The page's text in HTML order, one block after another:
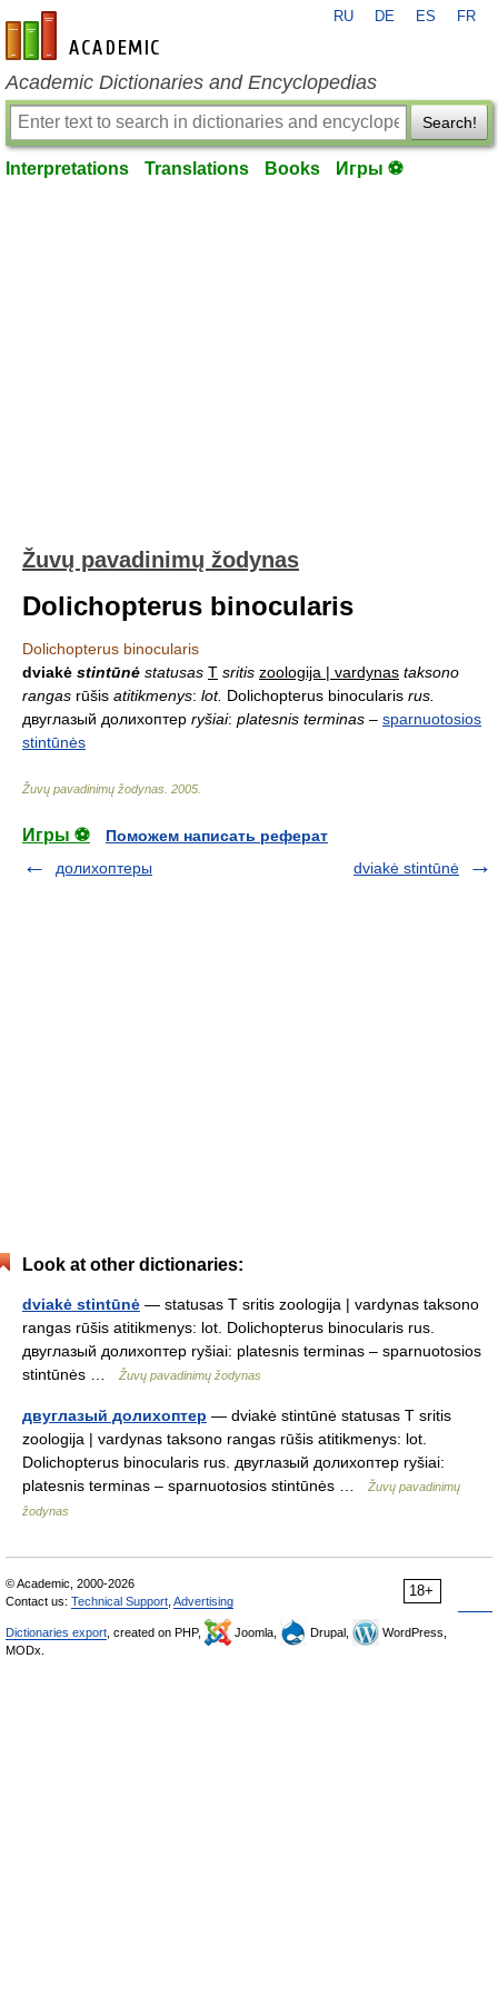
en-academic.com
RU DE ES FR
Academic Dictionaries and Encyclopedias
Search!
Interpretations Translations Books Игры ⚽
Žuvų pavadinimų žodynas
Dolichopterus binocularis
Dolichopterus binocularis
dviakė stintūnė statusas T sritis zoologija | vardynas taksono
rangas rūšis atitikmenys: lot. Dolichopterus binocularis rus.
двуглазый долихоптер ryšiai: platesnis terminas – sparnuotosios
stintūnės
Žuvų pavadinimų žodynas 2005
Игры ⚽
Поможем написать реферат
долихоптеры
dviakė stintūnė
Look at other dictionaries:
dviakė stintūnė — statusas T sritis zoologija | vardynas taksono
rangas rūšis atitikmenys: lot. Dolichopterus binocularis rus.
двуглазый долихоптер ryšiai: platesnis terminas – sparnuotosios
stintūnės …
Žuvų pavadinimų žodynas
двуглазый долихоптер — dviakė stintūnė statusas T sritis
zoologija | vardynas taksono rangas rūšis atitikmenys: lot.
Dolichopterus binocularis rus. двуглазый долихоптер ryšiai:
platesnis terminas – sparnuotosios stintūnės …
Žuvų pavadinimų
žodynas
18+
© Academic, 2000-2026
Contact us: Technical Support Advertising
Dictionaries export , created on PHP, Joomla, Drupal,
WordPress,
MODx.